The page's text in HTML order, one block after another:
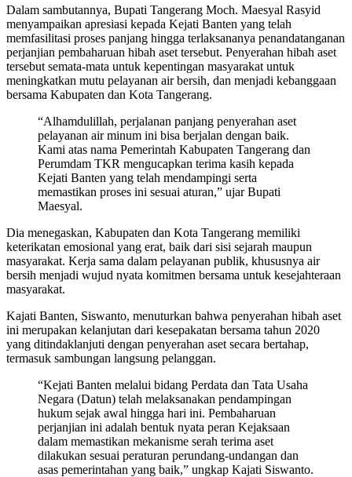
Dalam sambutannya, Bupati Tangerang Moch. Maesyal Rasyid
menyampaikan apresiasi kepada Kejati Banten yang telah
memfasilitasi proses panjang hingga terlaksananya penandatanganan
perjanjian pembaharuan hibah aset tersebut. Penyerahan hibah aset
tersebut semata-mata untuk kepentingan masyarakat untuk
meningkatkan mutu pelayanan air bersih, dan menjadi kebanggaan
bersama Kabupaten dan Kota Tangerang.
“Alhamdulillah, perjalanan panjang penyerahan aset
pelayanan air minum ini bisa berjalan dengan baik.
Kami atas nama Pemerintah Kabupaten Tangerang dan
Perumdam TKR mengucapkan terima kasih kepada
Kejati Banten yang telah mendampingi serta
memastikan proses ini sesuai aturan,” ujar Bupati
Maesyal.
Dia menegaskan, Kabupaten dan Kota Tangerang memiliki
keterikatan emosional yang erat, baik dari sisi sejarah maupun
masyarakat. Kerja sama dalam pelayanan publik, khususnya air
bersih menjadi wujud nyata komitmen bersama untuk kesejahteraan
masyarakat.
Kajati Banten, Siswanto, menuturkan bahwa penyerahan hibah aset
ini merupakan kelanjutan dari kesepakatan bersama tahun 2020
yang ditindaklanjuti dengan penyerahan aset secara bertahap,
termasuk sambungan langsung pelanggan.
“Kejati Banten melalui bidang Perdata dan Tata Usaha
Negara (Datun) telah melaksanakan pendampingan
hukum sejak awal hingga hari ini. Pembaharuan
perjanjian ini adalah bentuk nyata peran Kejaksaan
dalam memastikan mekanisme serah terima aset
dilakukan sesuai peraturan perundang-undangan dan
asas pemerintahan yang baik,” ungkap Kajati Siswanto.